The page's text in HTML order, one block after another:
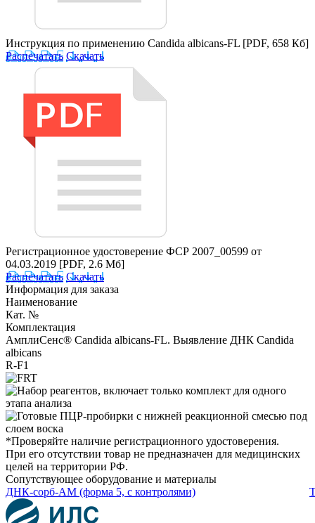
Инструкция по применению Candida albicans-FL [PDF, 658 Кб]
Распечатать Скачать
Регистрационное удостоверение ФСР 2007_00599 от
04.03.2019 [PDF, 2.6 Мб]
Распечатать Скачать
Информация для заказа
Наименование
Кат. №
Комплектация
АмплиСенс® Candida albicans-FL. Выявление ДНК Candida
albicans
R-F1
*Проверяйте наличие регистрационного удостоверения.
При его отсутствии товар не предназначен для медицинских
целей на территории РФ.
Сопутствующее оборудование и материалы
ДНК-сорб-АМ (форма 5, с контролями)